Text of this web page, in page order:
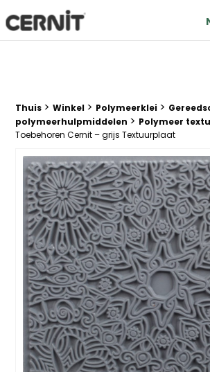
Cernit Une qualité haut de gamme pour
Breadcrumb trail:
Thuis > Winkel > Polymeerklei >
polymeerhulpmiddelen > Polymeer
Toebehoren Cernit – grijs Textuurplaat